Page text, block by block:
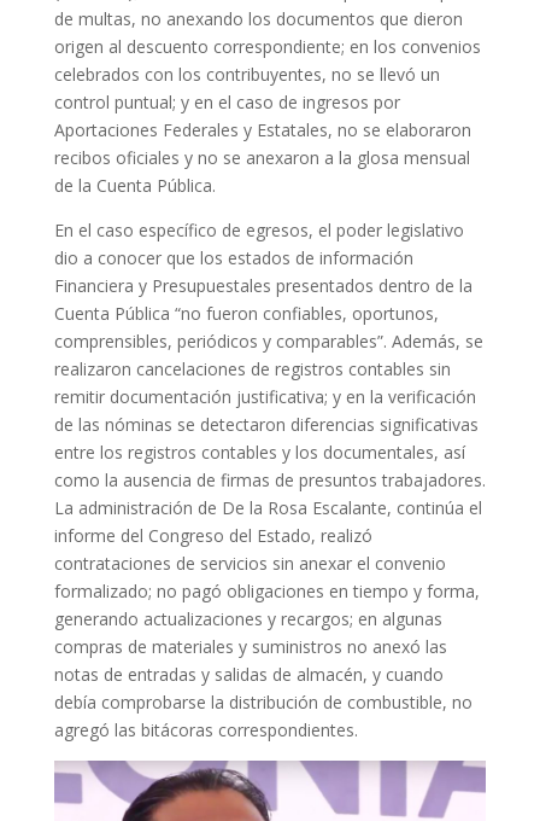
de multas, no anexando los documentos que dieron
origen al descuento correspondiente; en los convenios
celebrados con los contribuyentes, no se llevó un
control puntual; y en el caso de ingresos por
Aportaciones Federales y Estatales, no se elaboraron
recibos oficiales y no se anexaron a la glosa mensual
de la Cuenta Pública.
En el caso específico de egresos, el poder legislativo
dio a conocer que los estados de información
Financiera y Presupuestales presentados dentro de la
Cuenta Pública “no fueron confiables, oportunos,
comprensibles, periódicos y comparables”. Además, se
realizaron cancelaciones de registros contables sin
remitir documentación justificativa; y en la verificación
de las nóminas se detectaron diferencias significativas
entre los registros contables y los documentales, así
como la ausencia de firmas de presuntos trabajadores.
La administración de De la Rosa Escalante, continúa el
informe del Congreso del Estado, realizó
contrataciones de servicios sin anexar el convenio
formalizado; no pagó obligaciones en tiempo y forma,
generando actualizaciones y recargos; en algunas
compras de materiales y suministros no anexó las
notas de entradas y salidas de almacén, y cuando
debía comprobarse la distribución de combustible, no
agregó las bitácoras correspondientes.